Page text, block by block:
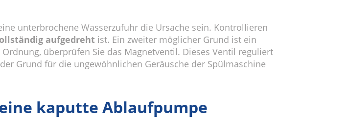
unterbrochene Wasserzufuhr die Ursache sein. Kontrollieren
aufgedreht ist. Ein zweiter möglicher Grund ist ein
überprüfen Sie das Magnetventil. Dieses Ventil reguliert
Grund für die ungewöhnlichen Geräusche der Spülmaschine
kaputte Ablaufpumpe